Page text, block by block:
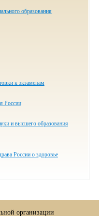
образования
к экзаменам
России
и высшего образования
России о здоровье
организации